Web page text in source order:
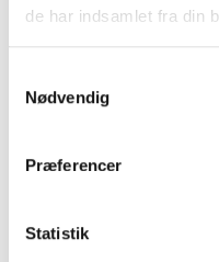
de har indsamlet fra din
Nødvendig
Præferencer
Statistik
MUSIK BILLEDKUNST
alle elever, forældre,
vores årlige
alle gymnasiets